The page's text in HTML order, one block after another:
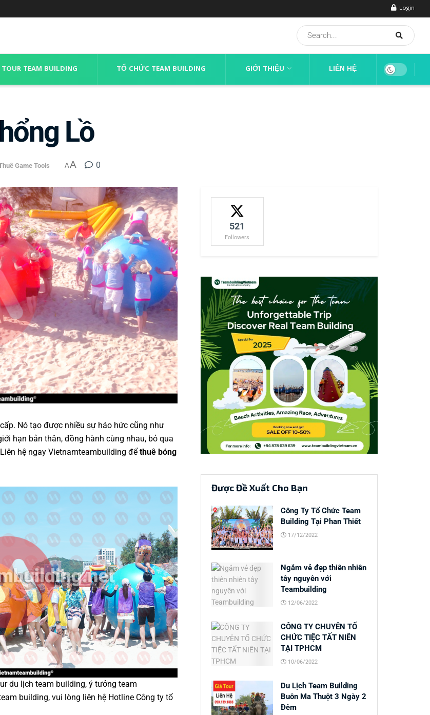
Login
TOUR TEAM BUILDING TỔ CHỨC TEAM BUILDING GIỚI THIỆU LIÊN HỆ
Lồ
Game Tools AA 0
Nó tạo được nhiều sự háo hức cũng như
hạn bản thân, đồng hành cùng nhau, bỏ qua
hệ ngay Vietnamteambuilding để thuê bóng
du lịch team building, ý tưởng team
building, vui lòng liên hệ Hotline Công ty tổ
521
Followers
Được Đề Xuất Cho Bạn
Công Ty Tổ Chức Team
Building Tại Phan Thiết
17/12/2022
Ngắm vẻ đẹp thiên nhiên
tây nguyên với
Teambuilding
12/06/2022
CÔNG TY CHUYÊN TỔ
CHỨC TIỆC TẤT NIÊN
TẠI TPHCM
10/06/2022
Du Lịch Team Building
Buôn Ma Thuột 3 Ngày 2
Đêm